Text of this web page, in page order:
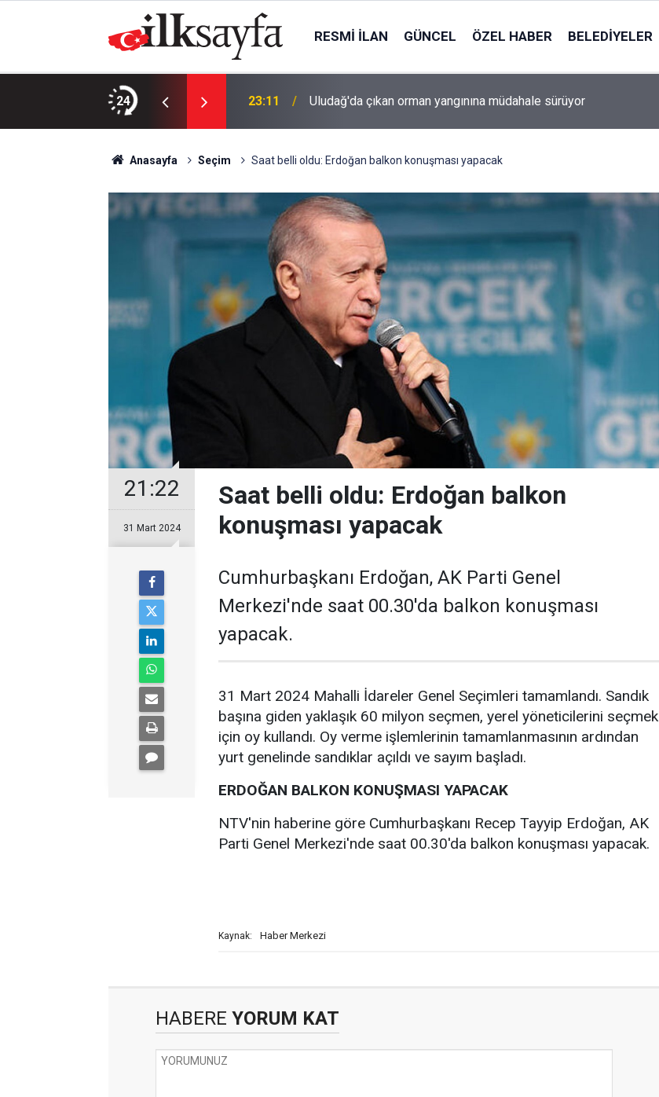
RESMI İLAN GÜNCEL ÖZEL HABER BELEDIYELER
24 23:11 Uludağ'da çıkan orman yangınına müdahale sürüyor
Anasayfa Seçim Saat belli oldu: Erdoğan balkon konuşması yapacak
21:22
31 Mart 2024
Saat belli oldu: Erdoğan balkon
konuşması yapacak
Cumhurbaşkanı Erdoğan, AK Parti Genel
Merkezi'nde saat 00.30'da balkon konuşması
yapacak.
31 Mart 2024 Mahalli İdareler Genel Seçimleri tamamlandı. Sandık
başına giden yaklaşık 60 milyon seçmen, yerel yöneticilerini seçmek
için oy kullandı. Oy verme işlemlerinin tamamlanmasının ardından
yurt genelinde sandıklar açıldı ve sayım başladı.
ERDOĞAN BALKON KONUŞMASI YAPACAK
NTV'nin haberine göre Cumhurbaşkanı Recep Tayyip Erdoğan, AK
Parti Genel Merkezi'nde saat 00.30'da balkon konuşması yapacak.
Kaynak: Haber Merkezi
HABERE YORUM KAT